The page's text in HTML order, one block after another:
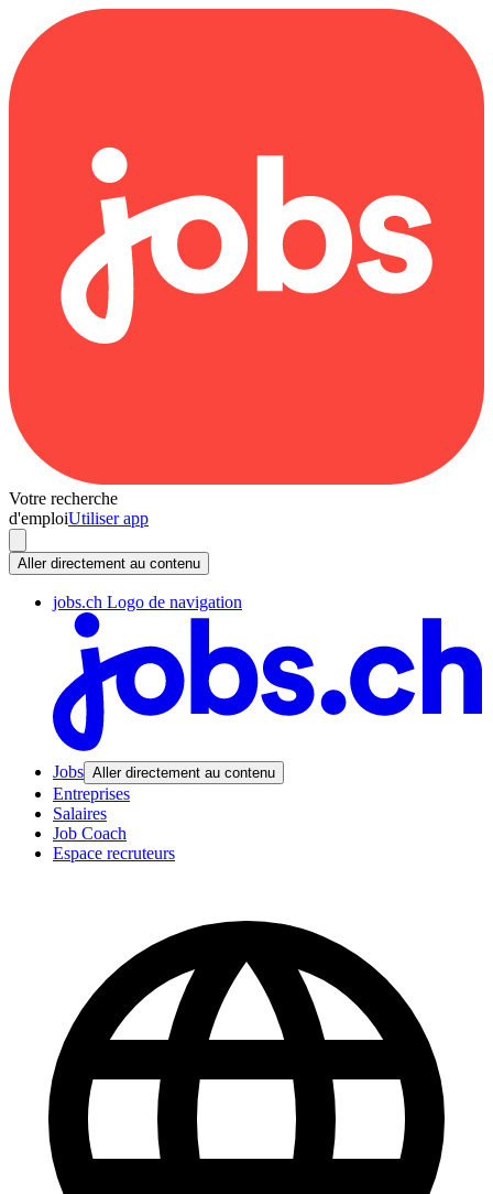
Votre recherche
d'emploiUtiliser app
Aller directement au contenu
jobs.ch Logo de navigation
Jobs Aller directement au contenu
Entreprises
Salaires
Job Coach
Espace recruteurs